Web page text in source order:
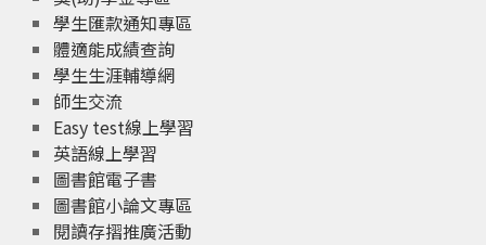
學生匯款通知專區
體適能成績查詢
學生生涯輔導網
師生交流
Easy test線上學習
英語線上學習
圖書館電子書
圖書館小論文專區
閱讀存摺推廣活動